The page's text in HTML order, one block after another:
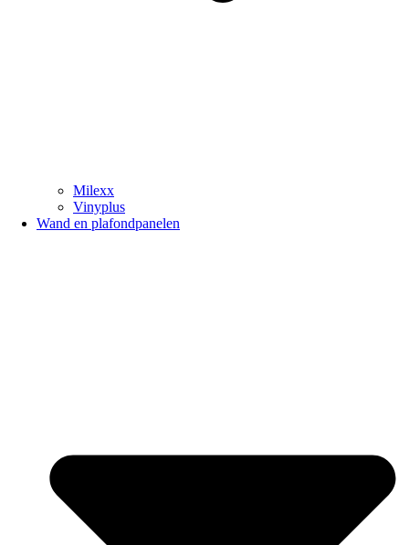
Milexx
Vinyplus
Wand en plafondpanelen